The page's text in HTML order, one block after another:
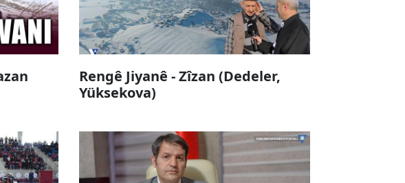
Rengê Jiyanê - Zîzan (Dedeler,
Yüksekova)